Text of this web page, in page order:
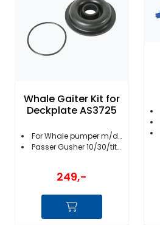
Whale Gaiter Kit for
Deckplate AS3725
For Whale pumper m/dekksplate
Passer Gusher 10/30/titan/Urchin/Mk5
249,-